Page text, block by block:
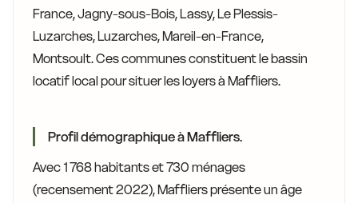
France, Jagny-sous-Bois, Lassy, Le Plessis-
Luzarches, Luzarches, Mareil-en-France,
Montsoult. Ces communes constituent le bassin
locatif local pour situer les loyers à Maffliers.
Profil démographique à Maffliers.
Avec 1 768 habitants et 730 ménages
(recensement 2022), Maffliers présente un âge